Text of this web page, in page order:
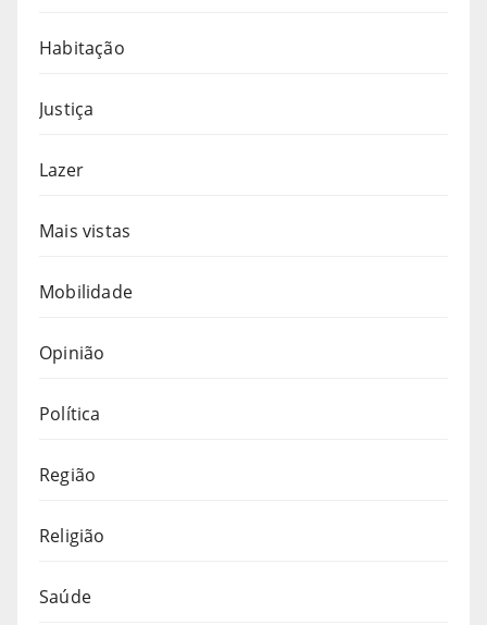
Habitação
Justiça
Lazer
Mais vistas
Mobilidade
Opinião
Política
Região
Religião
Saúde